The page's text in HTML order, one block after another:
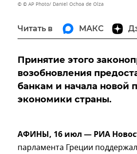
© © AP Photo/ Daniel Ochoa de Olza
Читать в МАКС
Принятие этого
возобновления
банкам и начала новой
экономики страны.
АФИНЫ, 16 июл — РИА
парламента Греции